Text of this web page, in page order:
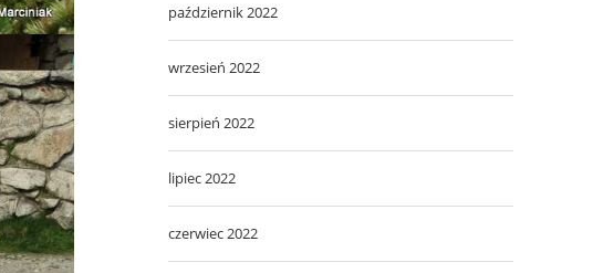
październik 2022
wrzesień 2022
sierpień 2022
lipiec 2022
czerwiec 2022